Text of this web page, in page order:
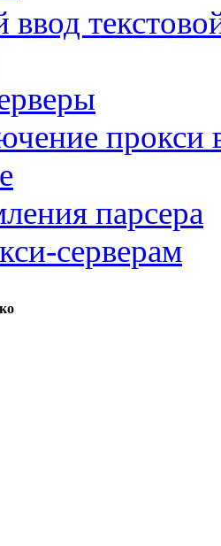
ввод
прокси
парсера
серверам